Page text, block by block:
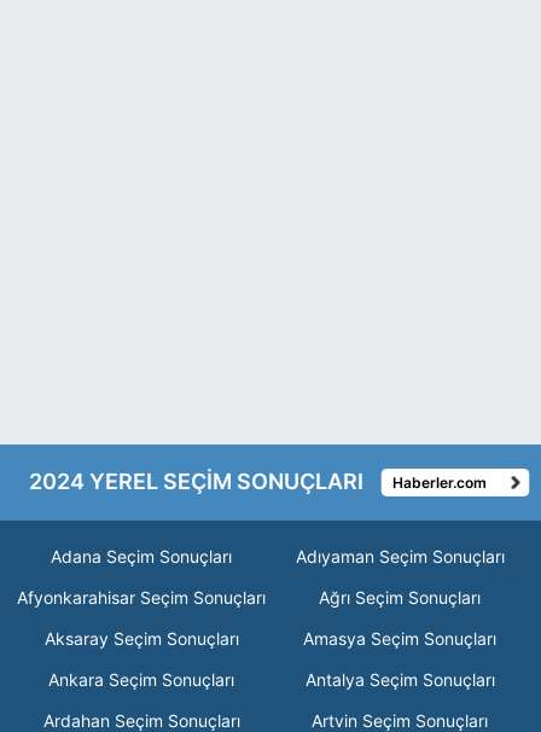
2024 YEREL SEÇİM SONUÇLARI Haberler.com
Adana Seçim Sonuçları
Adıyaman Seçim Sonuçları
Afyonkarahisar Seçim Sonuçları
Ağrı Seçim Sonuçları
Aksaray Seçim Sonuçları
Amasya Seçim Sonuçları
Ankara Seçim Sonuçları
Antalya Seçim Sonuçları
Ardahan Seçim Sonuçları
Artvin Seçim Sonuçları